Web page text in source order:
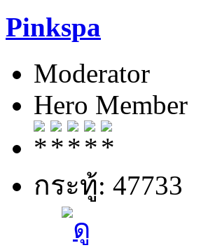
Pinkspa
Moderator
Hero Member
กระทู้: 47733